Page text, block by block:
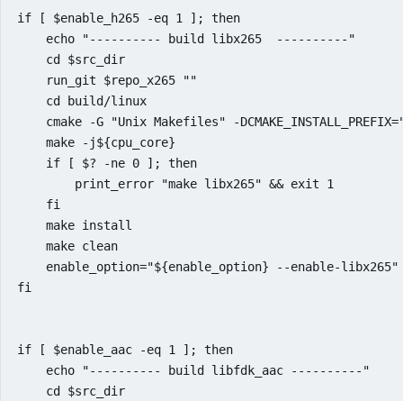
if [ $enable_h265 -eq 1 ]; then
    echo "---------- build libx265  ----------"
    cd $src_dir
    run_git $repo_x265 ""
    cd build/linux
cmake -G "Unix Makefiles" -
    make -j${cpu_core}
    if [ $? -ne 0 ]; then
        print_error "make libx265" && exit 1
    fi
    make install
    make clean
    enable_option="${enable_option} --enable-libx265"
fi
if [ $enable_aac -eq 1 ]; then
    echo "---------- build libfdk_aac ----------"
    cd $src_dir